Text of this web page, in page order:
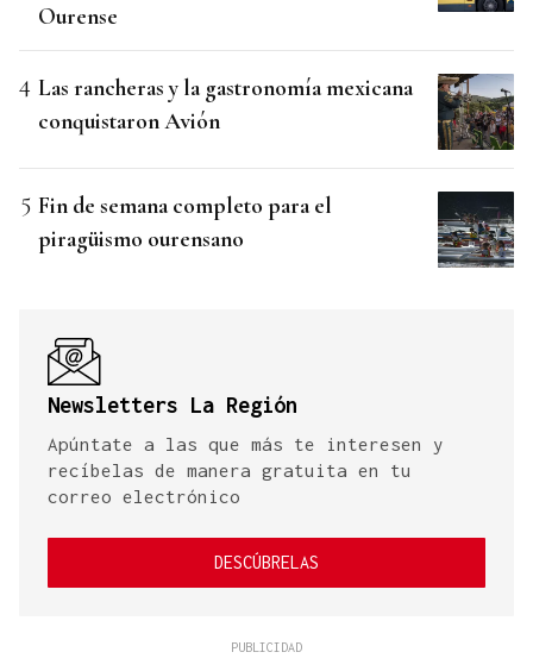
Ourense
Las rancheras y la gastronomía mexicana
conquistaron Avión
Fin de semana completo para el
piragüismo ourensano
Newsletters La Región
Apúntate a las que más te interesen y
recíbelas de manera gratuita en tu
correo electrónico
DESCÚBRELAS